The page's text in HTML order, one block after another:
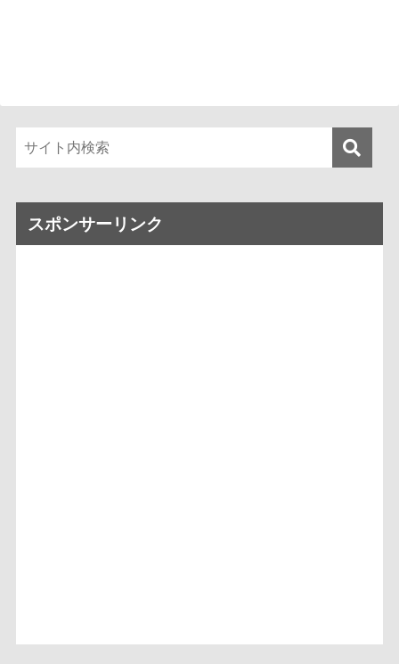
スポンサーリンク